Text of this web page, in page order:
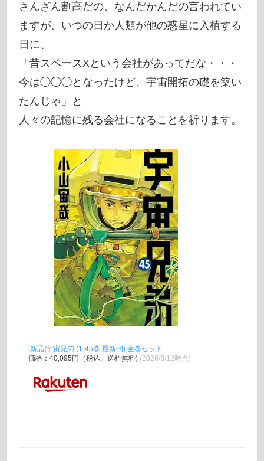
さんざん割高だの、なんだかんだの言われてい
ますが、いつの日か人類が他の惑星に入植する
日に、
「昔スペースXという会社があってだな・・・
今は◯◯◯となったけど、宇宙開拓の礎を築い
たんじゃ」と
人々の記憶に残る会社になることを祈ります。
[新品]宇宙兄弟 (1-45巻 最新刊) 全巻セット
価格：40,095円（税込、送料無料) (2026/6/12時点)